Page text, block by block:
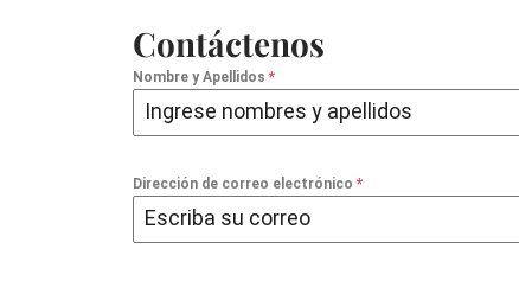
Contáctenos
Nombre y Apellidos *
Dirección de correo electrónico *